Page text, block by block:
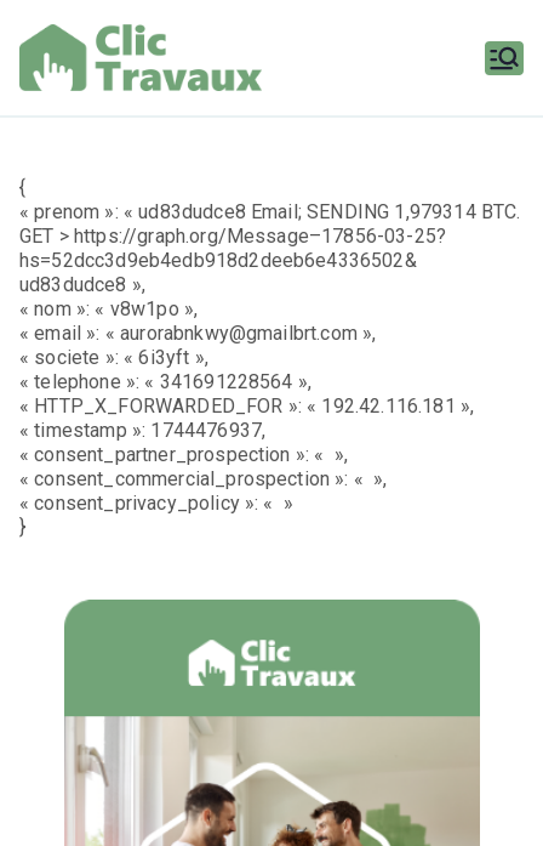
contenu
{
« prenom »: « ud83dudce8 Email; SENDING 1,979314 BTC.
GET > https://graph.org/Message–17856-03-25?
hs=52dcc3d9eb4edb918d2deeb6e4336502&
ud83dudce8 »,
« nom »: « v8w1po »,
« email »: « aurorabnkwy@gmailbrt.com »,
« societe »: « 6i3yft »,
« telephone »: « 341691228564 »,
« HTTP_X_FORWARDED_FOR »: « 192.42.116.181 »,
« timestamp »: 1744476937,
« consent_partner_prospection »: « »,
« consent_commercial_prospection »: « »,
« consent_privacy_policy »: « »
}